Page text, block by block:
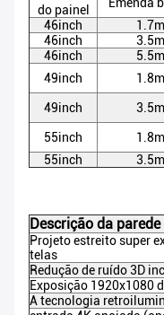
do painel
Emenda
46inch
46inch
46inch
49inch
49inch
55inch
55inch
Descrição da
Projeto estreito super
telas
Redução de ruído 3D
Exposição 1920x1080
A tecnologia